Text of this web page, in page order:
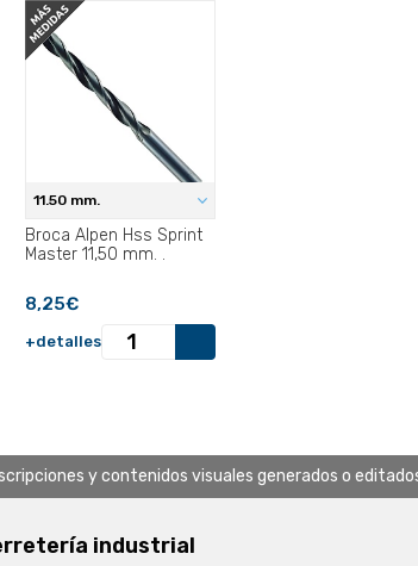
11.50 mm.
Broca Alpen Hss Sprint
Master 11,50 mm. .
8,25€
+detalles
y contenidos visuales generados o
industrial